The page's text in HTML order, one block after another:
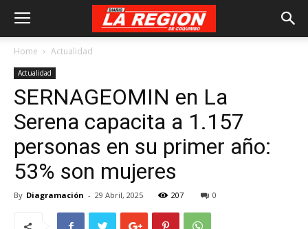
Home Actualidad
Actualidad
SERNAGEOMIN en La
Serena capacita a 1.157
personas en su primer año:
53% son mujeres
By Diagramación - 29 Abril, 2025 207 0